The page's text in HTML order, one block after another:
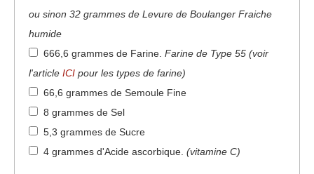
ou sinon 32 grammes de Levure de Boulanger Fraiche
humide
666,6 grammes de Farine. Farine de Type 55 (voir
l'article ICI pour les types de farine)
66,6 grammes de Semoule Fine
8 grammes de Sel
5,3 grammes de Sucre
4 grammes d'Acide ascorbique. (vitamine C)